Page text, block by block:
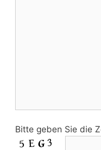
Bitte geben Sie die